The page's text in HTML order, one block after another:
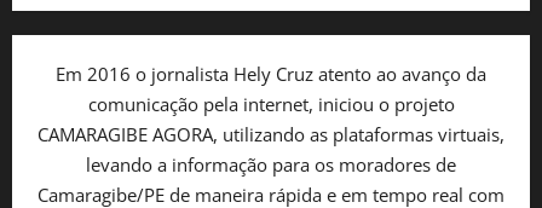
Em 2016 o jornalista Hely Cruz atento ao avanço da
comunicação pela internet, iniciou o projeto
CAMARAGIBE AGORA, utilizando as plataformas virtuais,
levando a informação para os moradores de
Camaragibe/PE de maneira rápida e em tempo real com